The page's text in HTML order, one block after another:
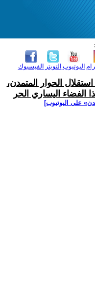
الفيسبوك التويتر اليوتيوب
الحوار المتمدن،
الفضاء اليساري الحر
على اليوتيوب]